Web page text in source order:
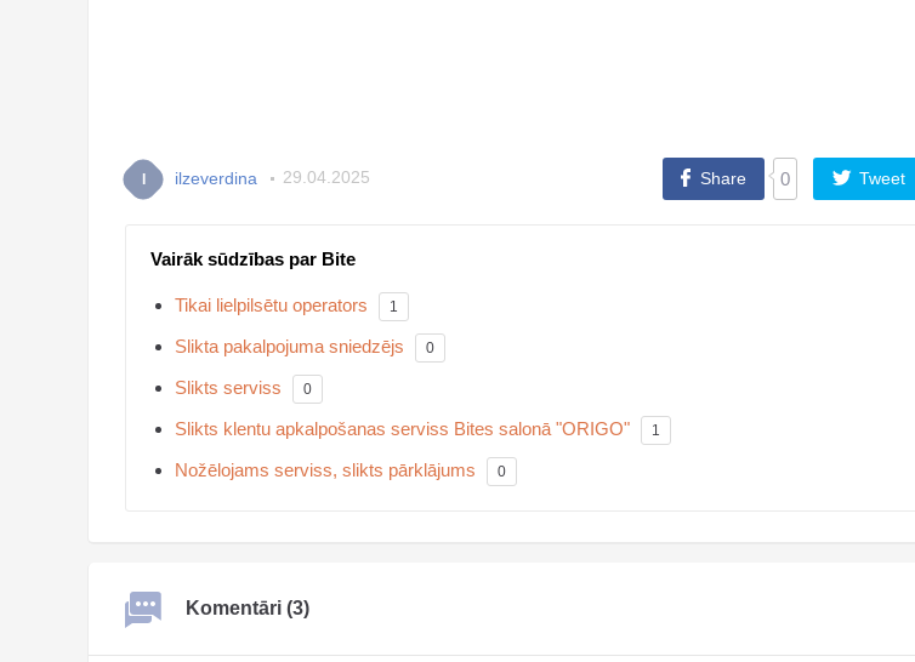
I ilzeverdina 29.04.2025 Share 0 Tweet
Vairāk sūdzības par Bite
Tikai lielpilsētu operators 1
Slikta pakalpojuma sniedzējs 0
Slikts serviss 0
Slikts klentu apkalpošanas serviss Bites salonā "ORIGO" 1
Nožēlojams serviss, slikts pārklājums 0
Komentāri (3)